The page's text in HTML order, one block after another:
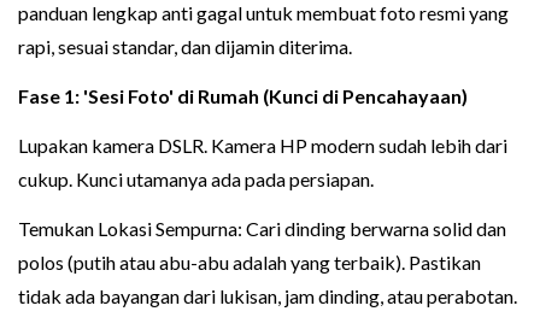
panduan lengkap anti gagal untuk membuat foto resmi yang
rapi, sesuai standar, dan dijamin diterima.
Fase 1: 'Sesi Foto' di Rumah (Kunci di Pencahayaan)
Lupakan kamera DSLR. Kamera HP modern sudah lebih dari
cukup. Kunci utamanya ada pada persiapan.
Temukan Lokasi Sempurna: Cari dinding berwarna solid dan
polos (putih atau abu-abu adalah yang terbaik). Pastikan
tidak ada bayangan dari lukisan, jam dinding, atau perabotan.